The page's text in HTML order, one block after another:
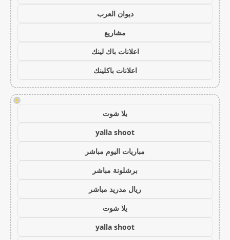
ديوان العرب
مشاريع
اعلانات باك لينك
اعلانات باكلينك
!
يلا شوت
yalla shoot
مباريات اليوم مباشر
برشلونة مباشر
ريال مدريد مباشر
يلا شوت
yalla shoot